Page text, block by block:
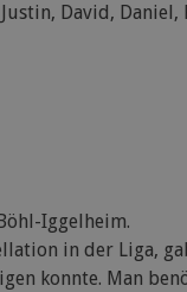
David, Daniel,
Iggelheim.
in der Liga,
konnte. Man